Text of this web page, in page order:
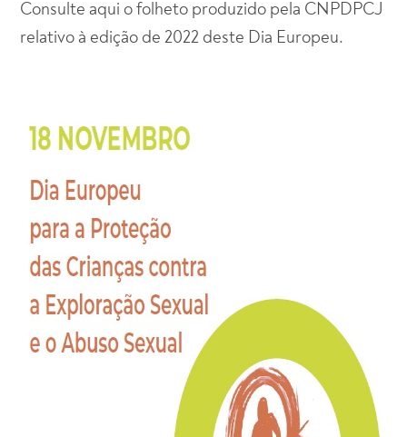
Consulte aqui o folheto produzido pela CNPDPCJ
relativo à edição de 2022 deste Dia Europeu.